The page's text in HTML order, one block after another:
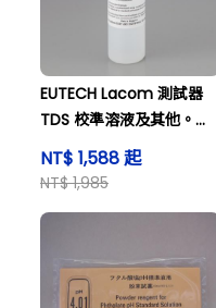
EUTECH Lacom 測試器
TDS 校準溶液及其他。
Lacom Tester TDS
Calibration Solution
NT$ 1,588 起
NT$ 1,985